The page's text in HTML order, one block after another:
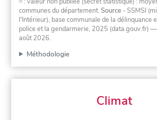
communes du département.Source - SSMSI
l'Intérieur), base communale de la délinquance
police et la gendarmerie, 2025 (data.gouv.fr) —
août 2026.
Méthodologie
Climat